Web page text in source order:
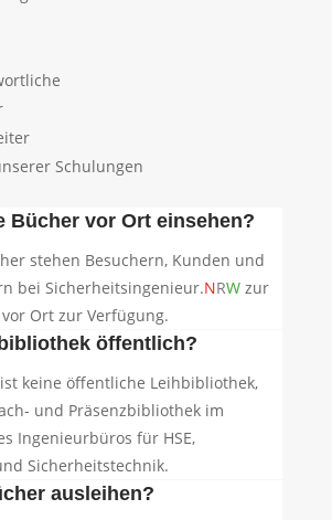
Schulungen
Bücher vor Ort einsehen?
stehen Besuchern, Kunden und
bei Sicherheitsingenieur.NRWzur
Ort zur Verfügung.
öffentlich?
keine öffentliche Leihbibliothek,
und Präsenzbibliothek im
Ingenieurbüros für HSE,
Sicherheitstechnik.
ausleihen?